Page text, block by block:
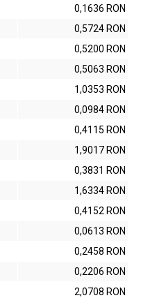
0,1636 RON
0,5724 RON
0,5200 RON
0,5063 RON
1,0353 RON
0,0984 RON
0,4115 RON
1,9017 RON
0,3831 RON
1,6334 RON
0,4152 RON
0,0613 RON
0,2458 RON
0,2206 RON
2,0708 RON